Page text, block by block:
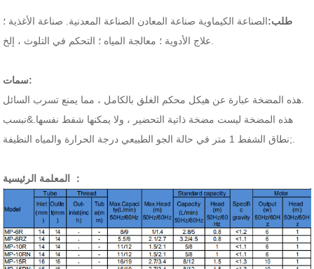
طلب:الصناعة الكيماوية صناعة المعادن الصناعة المعدنية. صناعة الأغذية ؛
سمات:
هذه المضخة ليست مضخة ذاتية التحضير ، ولا يمكنها شفط نفسها.&نبسب
;
المعلمة الرئيسية ：